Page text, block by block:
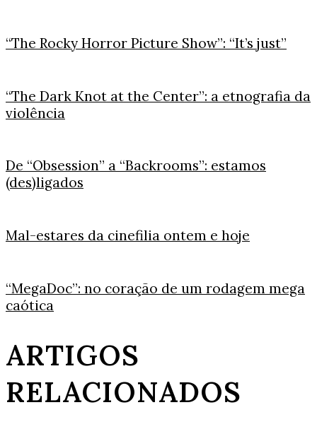
“The Rocky Horror Picture Show”: “It’s just”
“The Dark Knot at the Center”: a etnografia da
violência
De “Obsession” a “Backrooms”: estamos
(des)ligados
Mal-estares da cinefilia ontem e hoje
“MegaDoc”: no coração de um rodagem mega
caótica
ARTIGOS
RELACIONADOS